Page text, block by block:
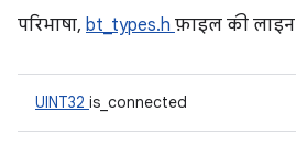
परिभाषा, bt_types.h फ़ाइल की लाइन
UINT32 is_connected